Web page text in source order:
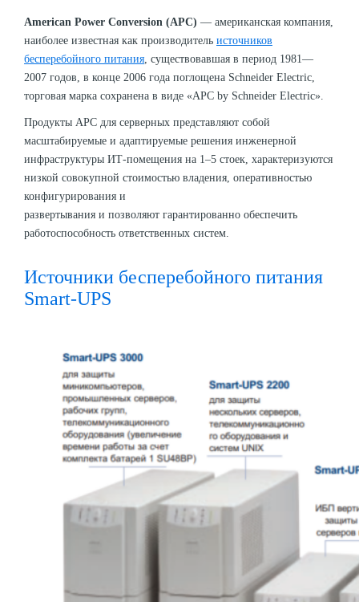
American Power Conversion (APC) — американская компания,
наиболее известная как производитель источников
бесперебойного питания, существовавшая в период 1981—
2007 годов, в конце 2006 года поглощена Schneider Electric,
торговая марка сохранена в виде «APC by Schneider Electric».
Продукты APC для серверных представляют собой
масштабируемые и адаптируемые решения инженерной
инфраструктуры ИТ-помещения на 1–5 стоек, характеризуются
низкой совокупной стоимостью владения, оперативностью
конфигурирования и
развертывания и позволяют гарантированно обеспечить
работоспособность ответственных систем.
Источники бесперебойного питания
Smart-UPS